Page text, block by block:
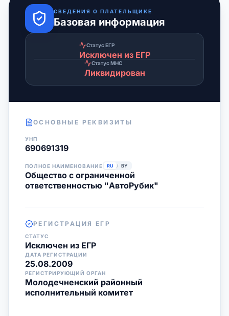
СВЕДЕНИЯ О ПЛАТЕЛЬЩИКЕ
Базовая информация
Статус ЕГР
Исключен из ЕГР
Статус МНС
Ликвидирован
ОСНОВНЫЕ РЕКВИЗИТЫ
УНП
690691319
ПОЛНОЕ НАИМЕНОВАНИЕ RU / BY
Общество с ограниченной
ответственностью "АвтоРубик"
РЕГИСТРАЦИЯ ЕГР
СТАТУС
Исключен из ЕГР
ДАТА РЕГИСТРАЦИИ
25.08.2009
РЕГИСТРИРУЮЩИЙ ОРГАН
Молодечненский районный
исполнительный комитет